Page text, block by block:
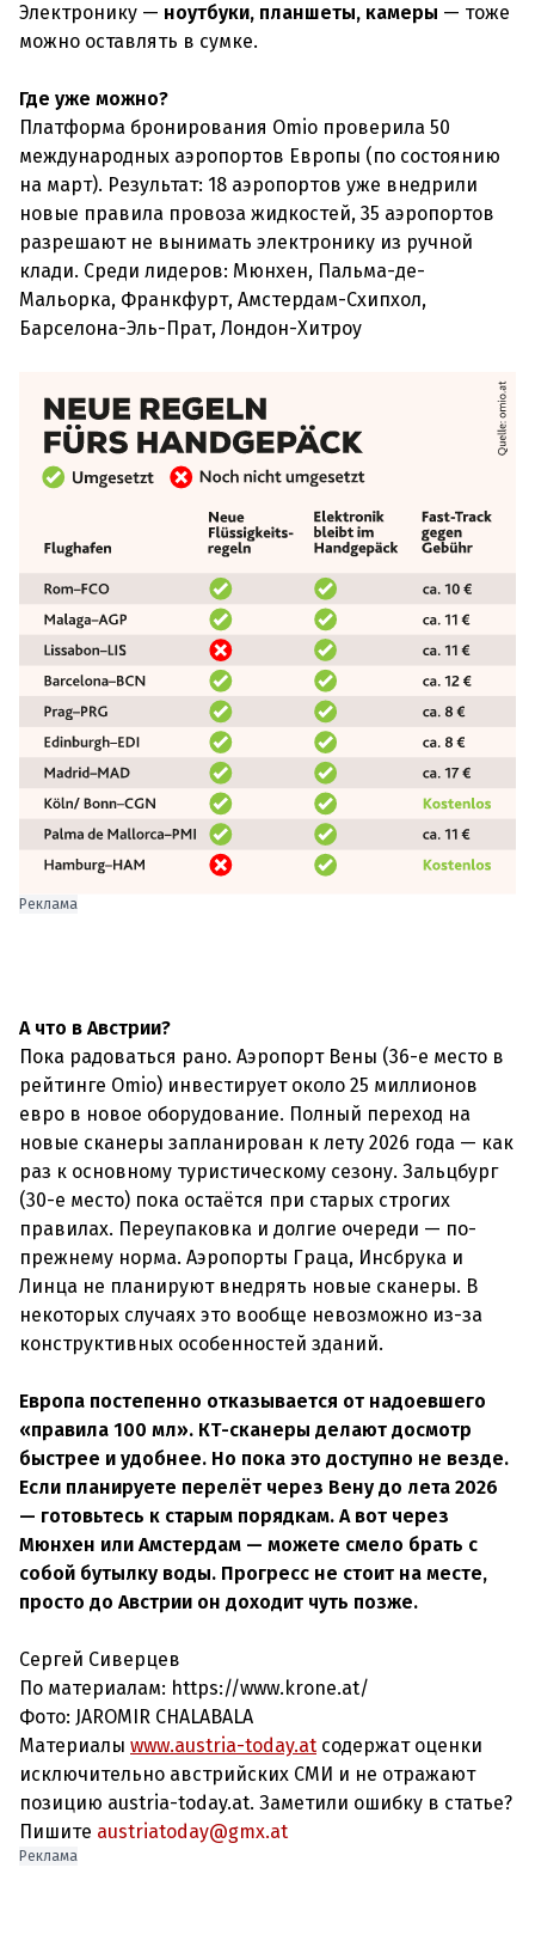
Электронику — ноутбуки, планшеты, камеры — тоже
можно оставлять в сумке.
Где уже можно?
Платформа бронирования Omio проверила 50
международных аэропортов Европы (по состоянию
на март). Результат: 18 аэропортов уже внедрили
новые правила провоза жидкостей, 35 аэропортов
разрешают не вынимать электронику из ручной
клади. Среди лидеров: Мюнхен, Пальма-де-
Мальорка, Франкфурт, Амстердам-Схипхол,
Барселона-Эль-Прат, Лондон-Хитроу
Реклама
А что в Австрии?
Пока радоваться рано. Аэропорт Вены (36-е место в
рейтинге Omio) инвестирует около 25 миллионов
евро в новое оборудование. Полный переход на
новые сканеры запланирован к лету 2026 года — как
раз к основному туристическому сезону. Зальцбург
(30-е место) пока остаётся при старых строгих
правилах. Переупаковка и долгие очереди — по-
прежнему норма. Аэропорты Граца, Инсбрука и
Линца не планируют внедрять новые сканеры. В
некоторых случаях это вообще невозможно из-за
конструктивных особенностей зданий.
Европа постепенно отказывается от надоевшего
«правила 100 мл». КТ-сканеры делают досмотр
быстрее и удобнее. Но пока это доступно не везде.
Если планируете перелёт через Вену до лета 2026
— готовьтесь к старым порядкам. А вот через
Мюнхен или Амстердам — можете смело брать с
собой бутылку воды. Прогресс не стоит на месте,
просто до Австрии он доходит чуть позже.
Сергей Сиверцев
По материалам: https://www.krone.at/
Фото: JAROMIR CHALABALA
Материалы www.austria-today.at содержат оценки
исключительно австрийских СМИ и не отражают
позицию austria-today.at. Заметили ошибку в статье?
Пишите austriatoday@gmx.at
Реклама